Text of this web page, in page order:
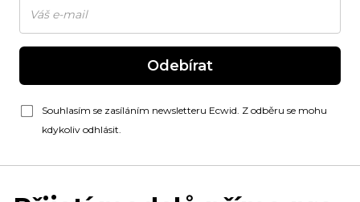
Odebírat
Souhlasím se zasíláním newsletteru Ecwid. Z odběru se mohu
kdykoliv odhlásit.